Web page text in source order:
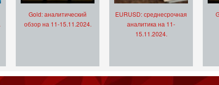
Gold: аналитический
обзор на 11-15.11.2024.
EURUSD: среднесрочная
аналитика на 11-
15.11.2024.